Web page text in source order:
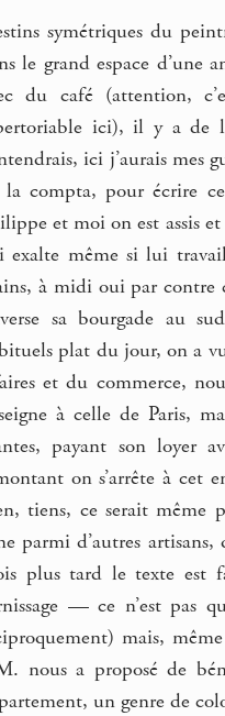
symétriques du
le grand espace d’une
du café (attention,
ici), il y a de
ici j’aurais mes
compta, pour écrire
et moi on est assis
exalte même si lui
à midi oui par contre
sa bourgade au
plat du jour, on a
et du commerce,
à celle de Paris,
payant son loyer
on s’arrête à cet
tiens, ce serait même
parmi d’autres
plus tard le texte est
— ce n’est pas
mais,
nous a proposé de
un genre de